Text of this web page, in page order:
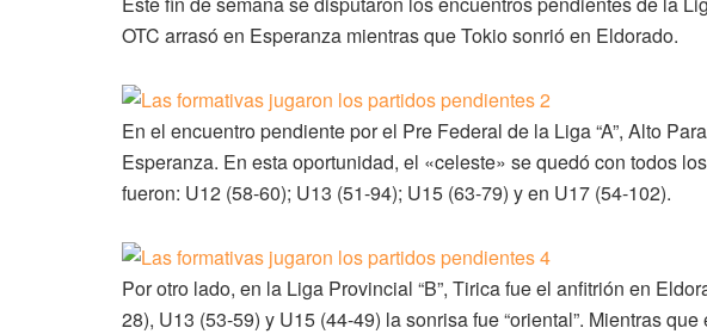
OTC arrasó en Esperanza mientras que Tokio sonrió en Eldorado.
En el encuentro pendiente por el Pre Federal de la Liga “A”, Alto
Esperanza. En esta oportunidad, el «celeste» se quedó con todos
fueron: U12 (58-60); U13 (51-94); U15 (63-79) y en U17 (54-102).
Por otro lado, en la Liga Provincial “B”, Tirica fue el anfitrión en
28), U13 (53-59) y U15 (44-49) la sonrisa fue “oriental”. Mientras